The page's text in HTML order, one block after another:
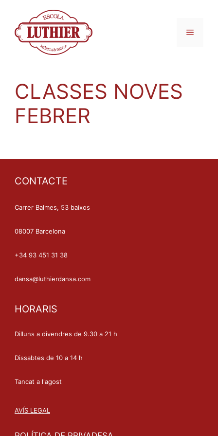
CLASSES NOVES
FEBRER
CONTACTE
Carrer Balmes, 53 baixos
08007 Barcelona
+34 93 451 31 38
dansa@luthierdansa.com
HORARIS
Dilluns a divendres de 9.30 a 21 h
Dissabtes de 10 a 14 h
Tancat a l'agost
AVÍS LEGAL